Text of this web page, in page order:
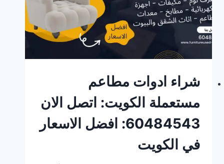
شراء ادوات مطاعم
مستعملة الكويت: اتصل الان
60484543: افضل الاسعار
في الكويت